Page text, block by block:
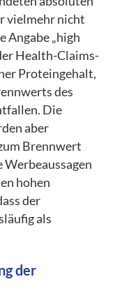
vielmehr nicht
Angabe „high
Health-Claims-
Proteingehalt,
des
Die
aber
Brennwert
Werbeaussagen
hohen
der
als
der